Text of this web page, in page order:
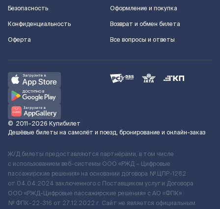
Безопасность
Конфиденциальность
Оферта
Оформление и покупка
Возврат и обмен билета
Все вопросы и ответы
© 2011–2026 Купибилет
Дешёвые билеты на самолёт и поезд, бронирование и онлайн-заказ
Ж/Д билеты предоставляются партнёрами, в том числе
с использованием веб-системы ООО «РЖД – Цифровые
пассажирские решения» на основании договора № ЦПР-1282
от 04.04.2024 заключенного с Поставщиком услуг и Договора
ООО «РЖД-Цифровые пассажирские решения» c АО «ФПК»
№ ФПК-22-316 от 27.12.2022 г. Сайт не является официальным